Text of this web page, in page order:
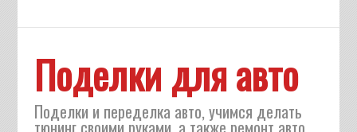
Поделки для авто
Поделки и переделка авто, учимся делать
тюнинг своими руками, а также ремонт авто